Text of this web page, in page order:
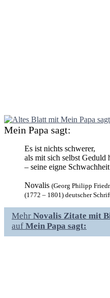
Mein Papa sagt:
Es ist nichts schwerer,
als mit sich selbst Geduld
– seine eigne
Novalis (Georg Philipp
(1772 – 1801) deutscher
Mehr Novalis Zitate mit
auf Mein Papa sagt: